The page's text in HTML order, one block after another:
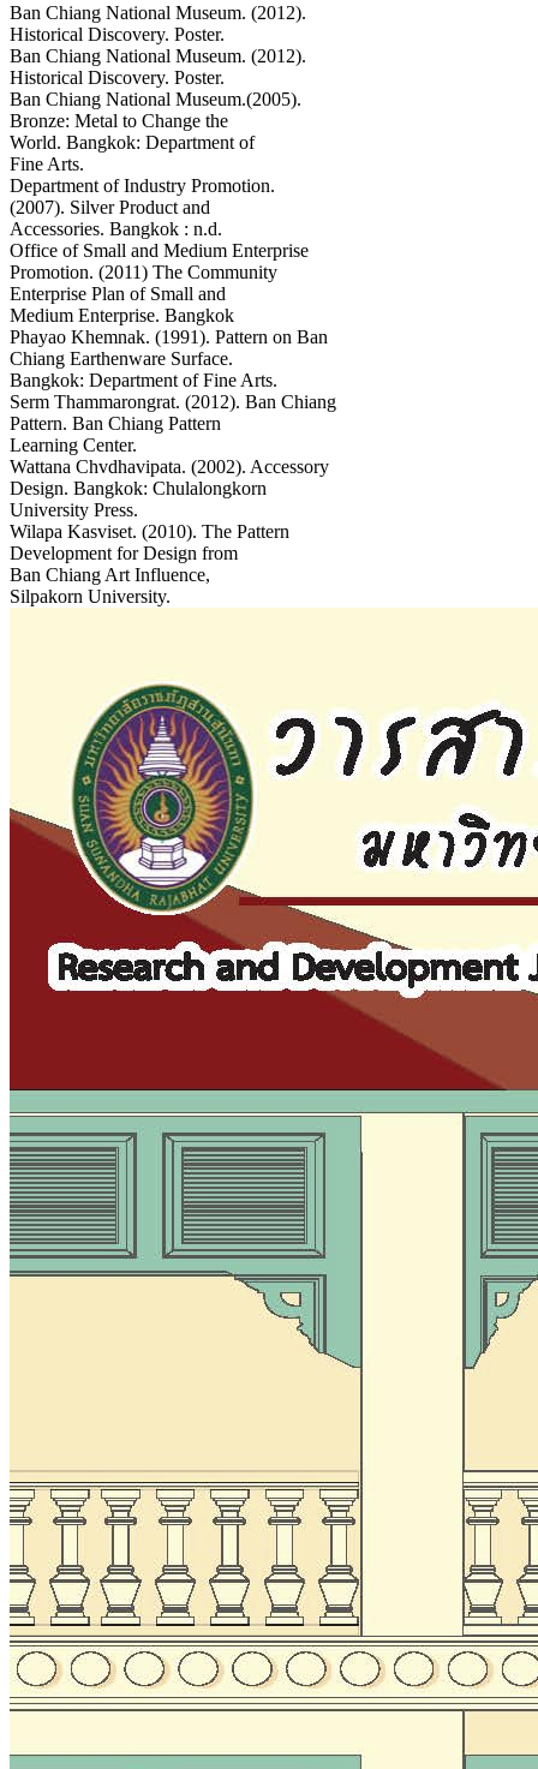
Ban Chiang National Museum. (2012).
Historical Discovery. Poster.
Ban Chiang National Museum. (2012).
Historical Discovery. Poster.
Ban Chiang National Museum.(2005).
Bronze: Metal to Change the
World. Bangkok: Department of
Fine Arts.
Department of Industry Promotion.
(2007). Silver Product and
Accessories. Bangkok : n.d.
Office of Small and Medium Enterprise
Promotion. (2011) The Community
Enterprise Plan of Small and
Medium Enterprise. Bangkok
Phayao Khemnak. (1991). Pattern on Ban
Chiang Earthenware Surface.
Bangkok: Department of Fine Arts.
Serm Thammarongrat. (2012). Ban Chiang
Pattern. Ban Chiang Pattern
Learning Center.
Wattana Chvdhavipata. (2002). Accessory
Design. Bangkok: Chulalongkorn
University Press.
Wilapa Kasviset. (2010). The Pattern
Development for Design from
Ban Chiang Art Influence,
Silpakorn University.